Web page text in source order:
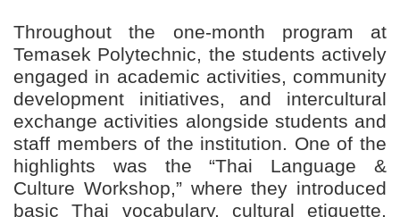
Throughout the one-month program at
Temasek Polytechnic, the students actively
engaged in academic activities, community
development initiatives, and intercultural
exchange activities alongside students and
staff members of the institution. One of the
highlights was the “Thai Language &
Culture Workshop,” where they introduced
basic Thai vocabulary, cultural etiquette,